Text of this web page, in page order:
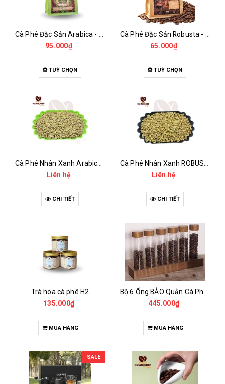
95.000₫
TUỲ CHỌN
65.000₫
TUỲ CHỌN
Liên hệ
CHI TIẾT
Liên hệ
CHI TIẾT
Trà hoa cà phê H2
135.000₫
MUA HÀNG
445.000₫
MUA HÀNG
SALE